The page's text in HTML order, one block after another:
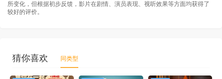
所变化，但根据初步反馈，影片在剧情、演员表现、视听效果等方面均获得了
较好的评价。
猜你喜欢 同类型